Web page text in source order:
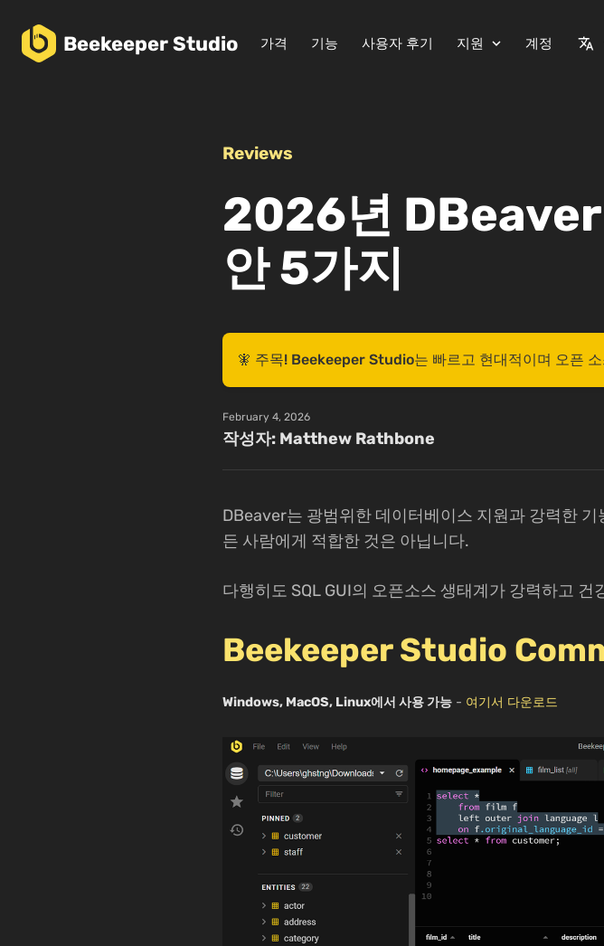
BeekeeperStudio 가격 기능 사용자 후기 지원 expand_more 계정 translate
Reviews
2026년 DBeaver
안 5가지
🧚 주목! Beekeeper Studio는 빠르고 현대적이며 오픈
February 4, 2026
작성자: Matthew Rathbone
DBeaver는 광범위한 데이터베이스 지원과 강력한
든 사람에게 적합한 것은 아닙니다.
다행히도 SQL GUI의 오픈소스 생태계가 강력하고
Beekeeper Studio
Windows, MacOS, Linux에서 사용 가능 - 여기서 다운로드